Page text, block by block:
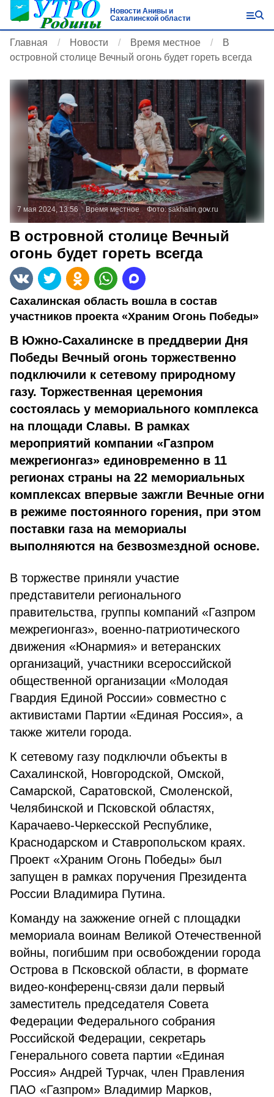
Новости Анивы и
Сахалинской области
Главная Новости Время местное
В
островной столице Вечный огонь будет гореть всегда
7 мая 2024, 13:56 Время местное Фото:sakhalin.gov.ru
В островной столице Вечный
огонь будет гореть всегда
Сахалинская область вошла в состав
участников проекта «Храним Огонь Победы»
В Южно-Сахалинске в преддверии Дня
Победы Вечный огонь торжественно
подключили к сетевому природному
газу. Торжественная церемония
состоялась у мемориального комплекса
на площади Славы. В рамках
мероприятий компании «Газпром
межрегионгаз» единовременно в 11
регионах страны на 22 мемориальных
комплексах впервые зажгли Вечные огни
в режиме постоянного горения, при этом
поставки газа на мемориалы
выполняются на безвозмездной основе.
В торжестве приняли участие
представители регионального
правительства, группы компаний «Газпром
межрегионгаз», военно-патриотического
движения «Юнармия» и ветеранских
организаций, участники всероссийской
общественной организации «Молодая
Гвардия Единой России» совместно с
активистами Партии «Единая Россия», а
также жители города.
К сетевому газу подключли объекты в
Сахалинской, Новгородской, Омской,
Самарской, Саратовской, Смоленской,
Челябинской и Псковской областях,
Карачаево-Черкесской Республике,
Краснодарском и Ставропольском краях.
Проект «Храним Огонь Победы» был
запущен в рамках поручения Президента
России Владимира Путина.
Команду на зажжение огней с площадки
мемориала воинам Великой Отечественной
войны, погибшим при освобождении города
Острова в Псковской области, в формате
видео-конференц-связи дали первый
заместитель председателя Совета
Федерации Федерального собрания
Российской Федерации, секретарь
Генерального совета партии «Единая
Россия» Андрей Турчак, член Правления
ПАО «Газпром» Владимир Марков,